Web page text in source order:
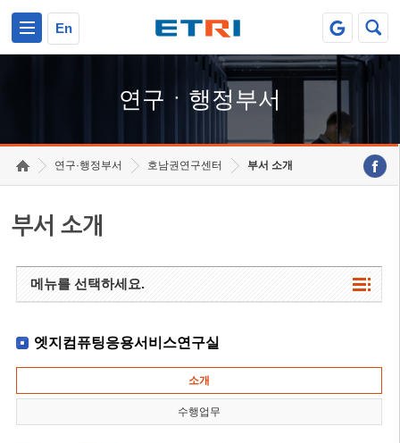
En
연구ㆍ행정부서
연구·행정부서 호남권연구센터 부서 소개
부서 소개
메뉴를 선택하세요.
엣지컴퓨팅응용서비스연구실
소개
수행업무